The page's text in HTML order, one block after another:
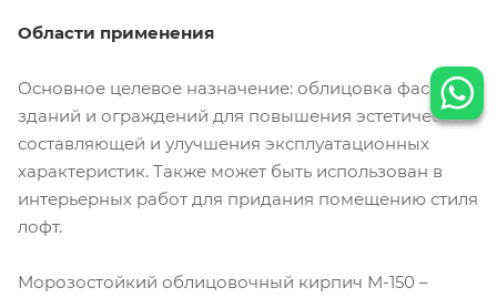
Области применения
Основное целевое назначение: облицовка фасадов
зданий и ограждений для повышения эстетической
составляющей и улучшения эксплуатационных
характеристик. Также может быть использован в
интерьерных работ для придания помещению стиля
лофт.
Морозостойкий облицовочный кирпич М-150 –